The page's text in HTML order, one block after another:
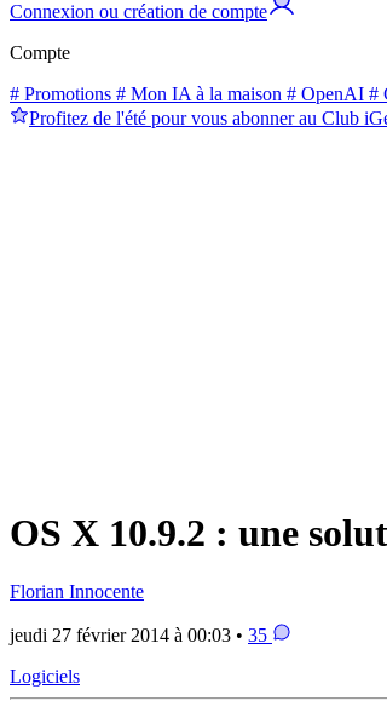
Connexion ou création de compte
Compte
# Promotions # Mon IA à la maison # OpenAI #
Profitez de l'été pour vous abonner au Club
OS X 10.9.2 : une
Florian Innocente
jeudi 27 février 2014 à 00:03 • 35
Logiciels